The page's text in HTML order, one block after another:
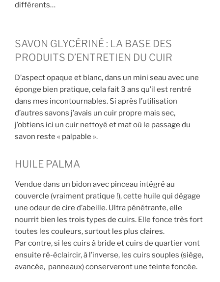
différents…
SAVON GLYCÉRINÉ : LA BASE DES
PRODUITS D’ENTRETIEN DU CUIR
D’aspect opaque et blanc, dans un mini seau avec une
éponge bien pratique, cela fait 3 ans qu’il est rentré
dans mes incontournables. Si après l’utilisation
d’autres savons j’avais un cuir propre mais sec,
j’obtiens ici un cuir nettoyé et mat où le passage du
savon reste « palpable ».
HUILE PALMA
Vendue dans un bidon avec pinceau intégré au
couvercle (vraiment pratique !), cette huile qui dégage
une odeur de cire d’abeille. Ultra pénétrante, elle
nourrit bien les trois types de cuirs. Elle fonce très fort
toutes les couleurs, surtout les plus claires.
Par contre, si les cuirs à bride et cuirs de quartier vont
ensuite ré-éclaircir, à l’inverse, les cuirs souples (siège,
avancée, panneaux) conserveront une teinte foncée.